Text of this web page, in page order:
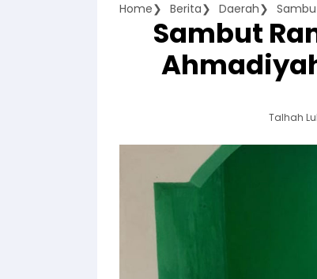
Home Berita Daerah
Sambut
Talhah